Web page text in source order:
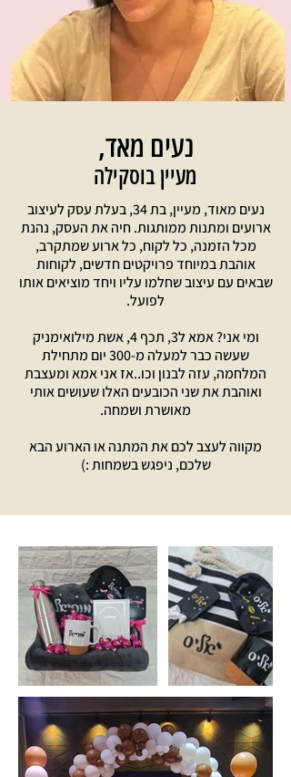
מעיין בוסקילה
נעים מאד,
נעים מאוד, מעיין, בת 34, בעלת עסק לעיצוב
ארועים ומתנות ממותגות. חיה את העסק, נהנת
מכל הזמנה, כל לקוח, כל ארוע שמתקרב,
אוהבת במיוחד פרויקטים חדשים, לקוחות
שבאים עם עיצוב שחלמו עליו ויחד מוציאים אותו
לפועל.
ומי אני? אמא ל3, תכף 4, אשת מילואימניק
שעשה כבר למעלה מ-300 יום מתחילת
המלחמה, עזה לבנון וכו..אז אני אמא ומעצבת
ואוהבת את שני הכובעים האלו שעושים אותי
מאושרת ושמחה.
מקווה לעצב לכם את המתנה או הארוע הבא
שלכם, ניפגש בשמחות :)